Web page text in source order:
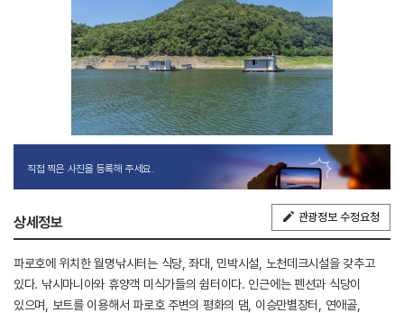
직접 찍은 사진을 등록해 주세요.
상세정보 관광정보 수정요청
파로호에 위치한 월명낚시터는 식당, 좌대, 민박시설, 노천데크시설을 갖추고
있다. 낚시마니아와 휴양객 미식가들의 쉼터이다. 인근에는 펜션과 식당이
있으며, 보트를 이용해서 파로호 주변의 평화의 댐, 이승만별장터, 연애골,